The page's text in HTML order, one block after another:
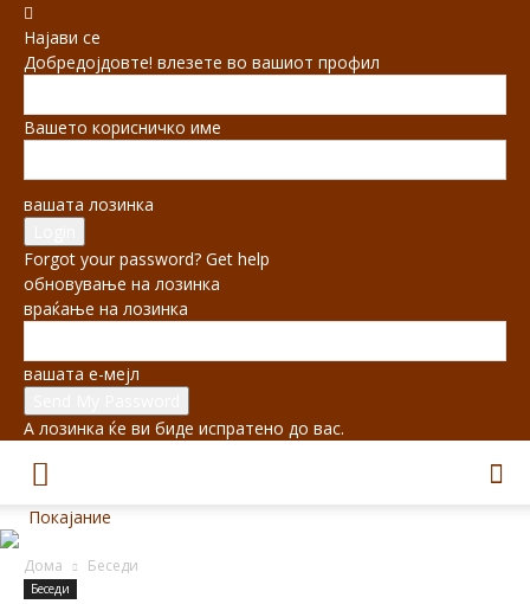
Најави се
Добредојдовте! влезете во вашиот профил
Вашето корисничко име
вашата лозинка
Forgot your password? Get help
обновување на лозинка
враќање на лозинка
вашата е-мејл
А лозинка ќе ви биде испратено до вас.
Покајание
Дома Беседи
Беседи